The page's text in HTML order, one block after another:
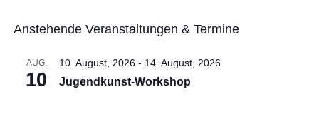
Anstehende Veranstaltungen & Termine
AUG.
10
10. August, 2026 - 14. August, 2026
Jugendkunst-Workshop